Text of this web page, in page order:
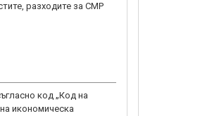
разходите за СМР
код „Код на
икономическа